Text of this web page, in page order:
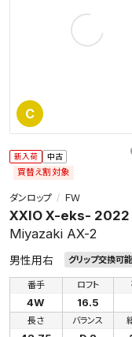
C
新入荷 中古
買替え割対象
ダンロップ ＦＷ
XXIO X-eks- 2022
Miyazaki AX-2
男性用右 グリップ交換可能
番手
4W
ロフト
16.5
長さ バランス
検索条件を保存
検索条件一覧」に保存し
となく簡単に開くことが
件に一致する商品が入
します。
検索条件を保存
ージの「保存検索条件